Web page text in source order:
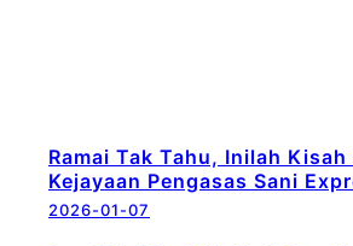
Ramai Tak Tahu, Inilah Kisah
Kejayaan Pengasas Sani
2026-01-07